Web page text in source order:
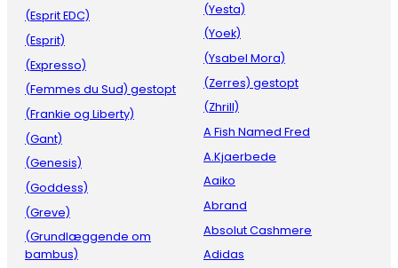
(Esprit EDC)
(Esprit)
(Expresso)
(Femmes du Sud) gestopt
(Frankie og Liberty)
(Gant)
(Genesis)
(Goddess)
(Greve)
(Grundlæggende om
bambus)
(Yesta)
(Yoek)
(Ysabel Mora)
(Zerres) gestopt
(Zhrill)
A Fish Named Fred
A.Kjaerbede
Aaiko
Abrand
Absolut Cashmere
Adidas